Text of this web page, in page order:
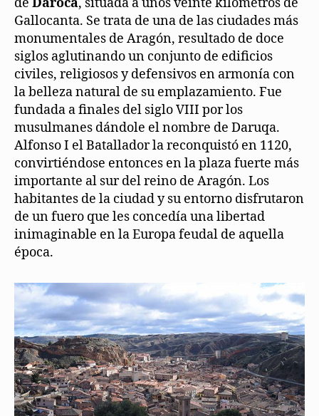
Gallocanta. Se trata de una de las ciudades más
monumentales de Aragón, resultado de doce
siglos aglutinando un conjunto de edificios
civiles, religiosos y defensivos en armonía con
la belleza natural de su emplazamiento. Fue
fundada a finales del siglo VIII por los
musulmanes dándole el nombre de Daruqa.
Alfonso I el Batallador la reconquistó en 1120,
convirtiéndose entonces en la plaza fuerte más
importante al sur del reino de Aragón. Los
habitantes de la ciudad y su entorno disfrutaron
de un fuero que les concedía una libertad
inimaginable en la Europa feudal de aquella
época.